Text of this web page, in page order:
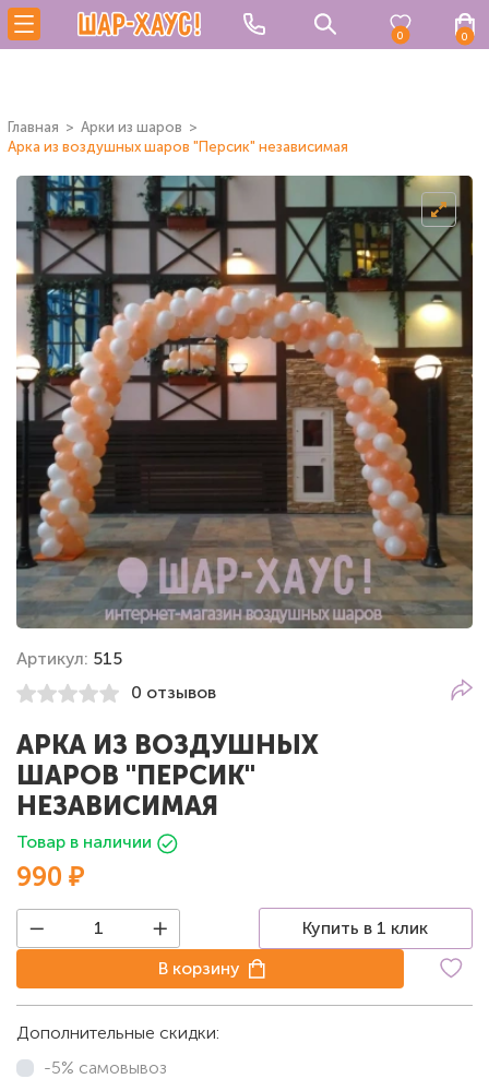
0 0
Главная
Арки из шаров
Арка из воздушных шаров "Персик" независимая
Артикул: 515
0 отзывов
АРКА ИЗ ВОЗДУШНЫХ
ШАРОВ "ПЕРСИК"
НЕЗАВИСИМАЯ
Товар в наличии
990 ₽
Купить в 1 клик
В корзину
Дополнительные скидки:
-5% самовывоз